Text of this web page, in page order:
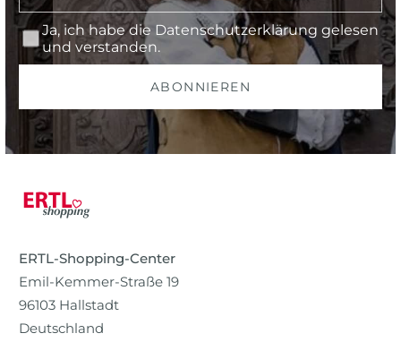
Ja, ich habe die Datenschutzerklärung gelesen
und verstanden.
ABONNIEREN
ERTL-Shopping-Center
Emil-Kemmer-Straße 19
96103 Hallstadt
Deutschland